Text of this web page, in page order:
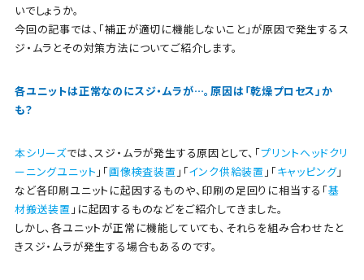
いでしょうか。
今回の記事では、「補正が適切に機能しないこと」が原因で発生するス
ジ・ムラとその対策方法についてご紹介します。
各ユニットは正常なのにスジ・ムラが…。原因は「乾燥プロセス」か
も？
本シリーズでは、スジ・ムラが発生する原因として、「プリントヘッドクリ
ーニングユニット 」「画像検査装置 」「インク供給装置 」「キャッピング」
など各印刷ユニットに起因するものや、印刷の足回りに相当する「基
材搬送装置 」に起因するものなどをご紹介してきました。
しかし、各ユニットが正常に機能していても、それらを組み合わせたと
きスジ・ムラが発生する場合もあるのです。